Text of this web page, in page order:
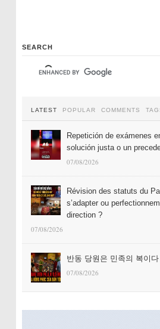
SEARCH
LATEST POPULAR COMMENTS
Repetición de exámenes
solución justa o un
07/08/2026
Révision des statuts du
s’adapter ou
direction ?
07/08/2026
반동 당원은 민족의 복이다
07/08/2026